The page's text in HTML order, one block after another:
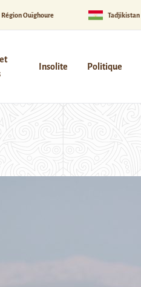
Région Ouïghoure Tadjikistan
Insolite Politique